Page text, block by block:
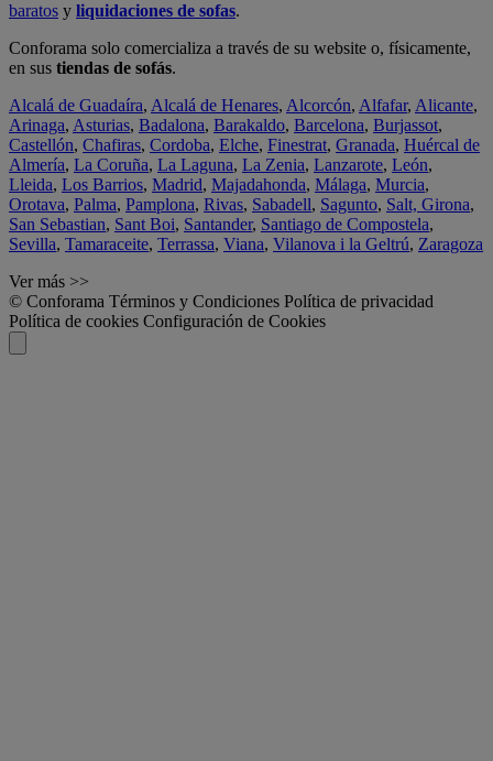
baratos y liquidaciones de sofas.
Conforama solo comercializa a través de su website o, físicamente,
en sus tiendas de sofás.
Alcalá de Guadaíra, Alcalá de Henares, Alcorcón, Alfafar, Alicante,
Arinaga, Asturias, Badalona, Barakaldo, Barcelona, Burjassot,
Castellón, Chafiras, Cordoba, Elche, Finestrat, Granada, Huércal de
Almería, La Coruña, La Laguna, La Zenia, Lanzarote, León,
Lleida, Los Barrios, Madrid, Majadahonda, Málaga, Murcia,
Orotava, Palma, Pamplona, Rivas, Sabadell, Sagunto, Salt, Girona,
San Sebastian, Sant Boi, Santander, Santiago de Compostela,
Sevilla, Tamaraceite, Terrassa, Viana, Vilanova i la Geltrú, Zaragoza
Ver más >>
© Conforama Términos y Condiciones Política de privacidad
Política de cookies Configuración de Cookies